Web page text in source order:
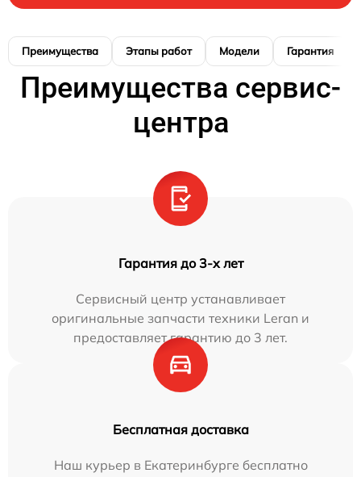
Преимущества Этапы работ Модели Гарантия
Преимущества сервис-
центра
Гарантия до 3-х лет
Сервисный центр устанавливает
оригинальные запчасти техники Leran и
предоставляет гарантию до 3 лет.
Бесплатная доставка
Наш курьер в Екатеринбурге бесплатно